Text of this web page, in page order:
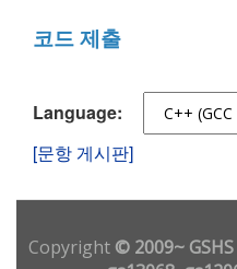
코드 제출
Language:
[문항 게시판]
Copyright© 2009~